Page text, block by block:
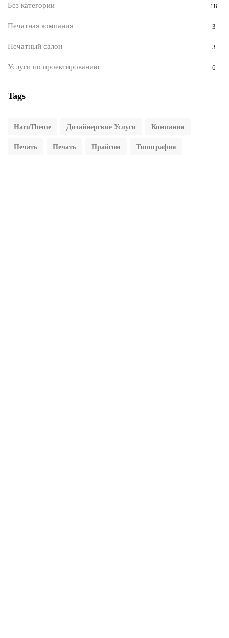
Без категории 18
Печатная компания 3
Печатный салон 3
Услуги по проектированию 6
Tags
HaruTheme Дизайнерские Услуги Компания
Печать Печать Прайсом Типография